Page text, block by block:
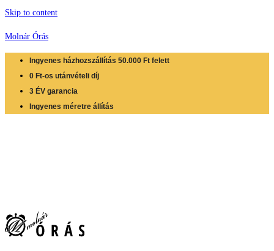
Skip to content
Molnár Órás
Ingyenes házhozszállítás 50.000 Ft felett
0 Ft-os utánvételi díj
3 ÉV garancia
Ingyenes méretre állítás